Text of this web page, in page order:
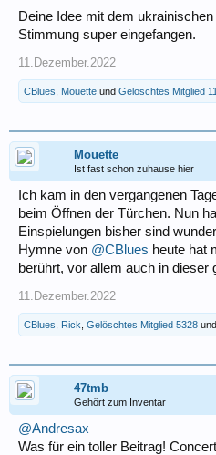
Deine Idee mit dem ukrainischen
Stimmung super eingefangen.
11.Dezember.2022
CBlues Mouette und Gelöschtes Mitglied
Mouette
Ist fast schon zuhause hier
Ich kam in den vergangenen
beim Öffnen der Türchen. Nun
Einspielungen bisher sind
Hymne von @CBlues heute hat
berührt, vor allem auch in dieser
11.Dezember.2022
CBlues Rick Gelöschtes Mitglied 5328 und
47tmb
Gehört zum Inventar
@Andresax
Was für ein toller Beitrag!